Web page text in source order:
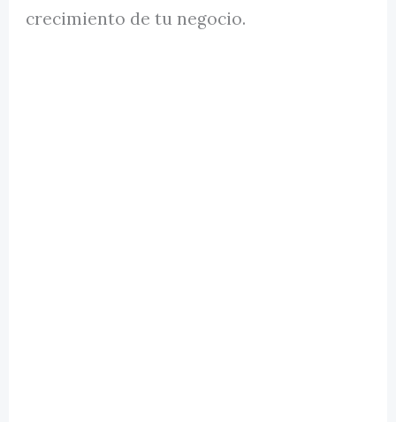
crecimiento de tu negocio.